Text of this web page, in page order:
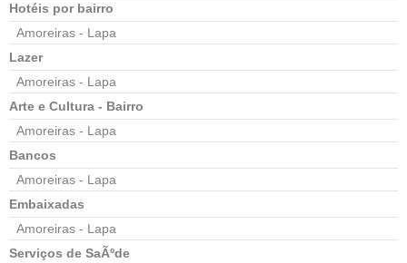
Hotéis por bairro
Amoreiras - Lapa
Lazer
Amoreiras - Lapa
Arte e Cultura - Bairro
Amoreiras - Lapa
Bancos
Amoreiras - Lapa
Embaixadas
Amoreiras - Lapa
Serviços de SaÃºde